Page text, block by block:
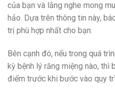
của bạn và lắng nghe mong
hảo. Dựa trên thông tin này,
trị phù hợp nhất cho bạn.
Bên cạnh đó, nếu trong quá
kỳ bệnh lý răng miệng nào, thì
điểm trước khi bước vào quy